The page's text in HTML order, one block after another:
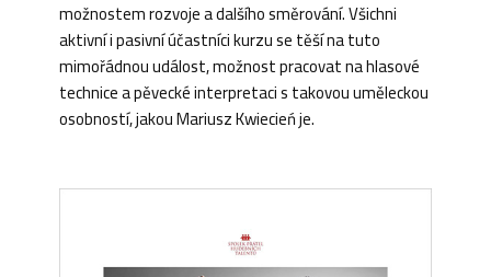
možnostem rozvoje a dalšího směrování. Všichni
aktivní i pasivní účastníci kurzu se těší na tuto
mimořádnou událost, možnost pracovat na hlasové
technice a pěvecké interpretaci s takovou uměleckou
osobností, jakou Mariusz Kwiecień je.